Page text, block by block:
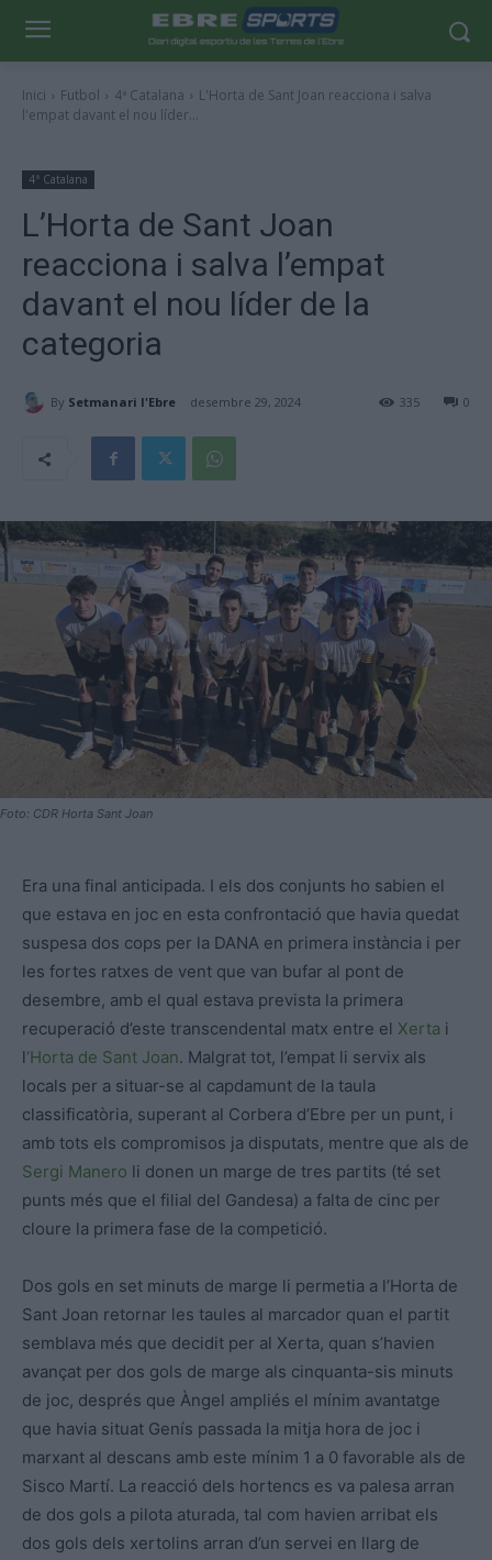
Inici Futbol 4ª Catalana
L'Horta de Sant Joan reacciona i salva
l'empat davant el nou líder...
4ª Catalana
L’Horta de Sant Joan
reacciona i salva l’empat
davant el nou líder de la
categoria
By Setmanari l'Ebre desembre 29, 2024 0
335
Foto: CDR Horta Sant Joan
Era una final anticipada. I els dos conjunts ho sabien el
que estava en joc en esta confrontació que havia quedat
suspesa dos cops per la DANA en primera instància i per
les fortes ratxes de vent que van bufar al pont de
desembre, amb el qual estava prevista la primera
recuperació d’este transcendental matx entre el Xerta i
l‘Horta de Sant Joan. Malgrat tot, l’empat li servix als
locals per a situar-se al capdamunt de la taula
classificatòria, superant al Corbera d’Ebre per un punt, i
amb tots els compromisos ja disputats, mentre que als de
Sergi Manero li donen un marge de tres partits (té set
punts més que el filial del Gandesa) a falta de cinc per
cloure la primera fase de la competició.
Dos gols en set minuts de marge li permetia a l’Horta de
Sant Joan retornar les taules al marcador quan el partit
semblava més que decidit per al Xerta, quan s’havien
avançat per dos gols de marge als cinquanta-sis minuts
de joc, després que Àngel ampliés el mínim avantatge
que havia situat Genís passada la mitja hora de joc i
marxant al descans amb este mínim 1 a 0 favorable als de
Sisco Martí. La reacció dels hortencs es va palesa arran
de dos gols a pilota aturada, tal com havien arribat els
dos gols dels xertolins arran d’un servei en llarg de